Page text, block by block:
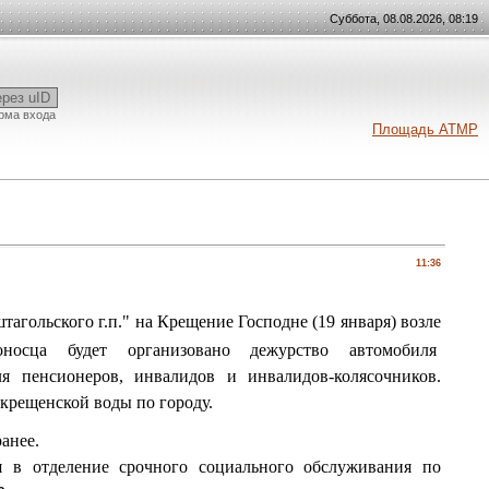
Суббота, 08.08.2026, 08:19
uID
входа
Площадь АТМР
11:36
г.п." на Крещение Господне (19 января) возле
будет организовано дежурство автомобиля
пенсионеров, инвалидов и инвалидов-колясочников.
воды по городу.
в отделение срочного социального обслуживания по